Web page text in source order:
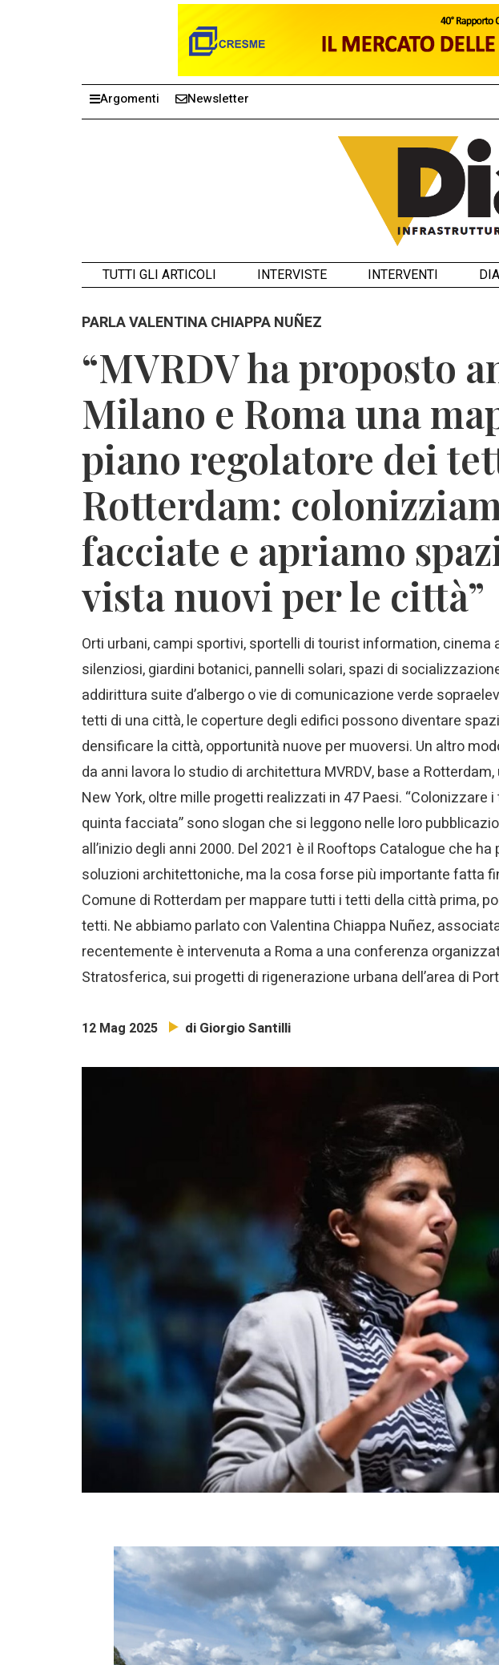
Argomenti Newsletter
TUTTI GLI ARTICOLI INTERVISTE INTERVENTI
PARLA VALENTINA CHIAPPA NUÑEZ
“MVRDV ha proposto
Milano e Roma una
piano regolatore dei
Rotterdam:
facciate e apriamo
vista nuovi per le città”
Orti urbani, campi sportivi, sportelli di tourist information, cinema
silenziosi, giardini botanici, pannelli solari, spazi di
addirittura suite d’albergo o vie di comunicazione verde
tetti di una città, le coperture degli edifici possono diventare
densificare la città, opportunità nuove per muoversi. Un altro
da anni lavora lo studio di architettura MVRDV, base a
New York, oltre mille progetti realizzati in 47 Paesi. “Colonizzare
quinta facciata” sono slogan che si leggono nelle loro
all’inizio degli anni 2000. Del 2021 è il Rooftops Catalogue che
soluzioni architettoniche, ma la cosa forse più importante fatta
Comune di Rotterdam per mappare tutti i tetti della città prima,
tetti. Ne abbiamo parlato con Valentina Chiappa Nuñez,
recentemente è intervenuta a Roma a una conferenza
Stratosferica, sui progetti di rigenerazione urbana dell’area di
12 Mag 2025 di Giorgio Santilli